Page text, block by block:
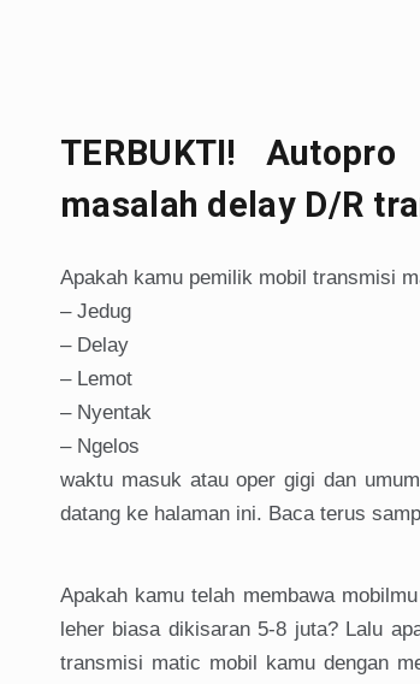
TERBUKTI!
masalah delay D/R
Apakah kamu pemilik mobil transmisi
– Jedug
– Delay
– Lemot
– Nyentak
– Ngelos
waktu masuk atau oper gigi dan
datang ke halaman ini. Baca terus
Apakah kamu telah membawa
leher biasa dikisaran 5-8 juta? Lalu
transmisi matic mobil kamu dengan